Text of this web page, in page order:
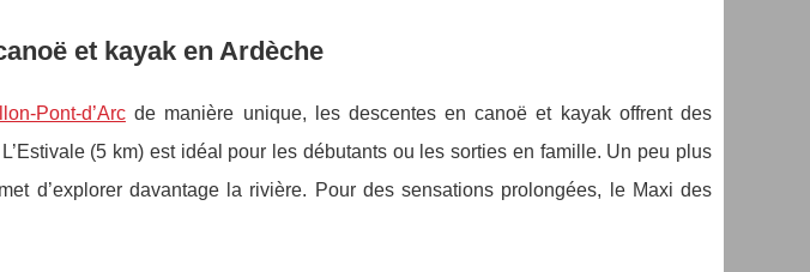
et kayak en Ardèche
Pont-d’Arcde manière unique, les descentes en canoë et kayak offrent des
(5 km) est idéal pour les débutants ou les sorties en famille. Un peu plus
d’explorer davantage la rivière. Pour des sensations prolongées, le Maxi des